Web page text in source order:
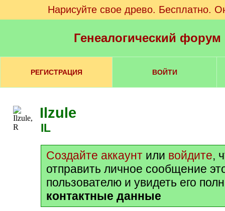
Нарисуйте свое древо. Бесплатно.
Генеалогический
РЕГИСТРАЦИЯ ВОЙТИ
Ilzule
IL
Создайте аккаунт или войдите,
отправить личное сообщение
пользователю и увидеть его
контактные данные